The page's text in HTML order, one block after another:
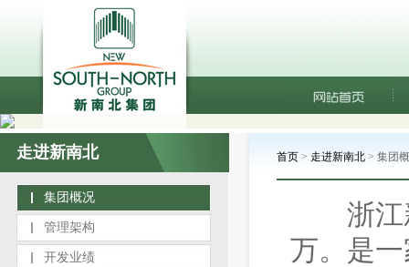
走进新南北
集团概况
管理架构
开发业绩
首页 > 走进新南北 > 集团
浙江新
万。是